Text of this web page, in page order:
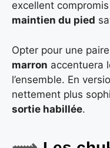
excellent
maintien du pied
Opter pour une
marron accentuera
l’ensemble. En
nettement plus
sortie habillée.